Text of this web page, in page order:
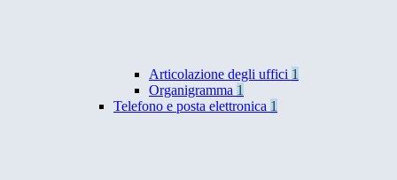
Articolazione degli uffici 1
Organigramma 1
Telefono e posta elettronica 1